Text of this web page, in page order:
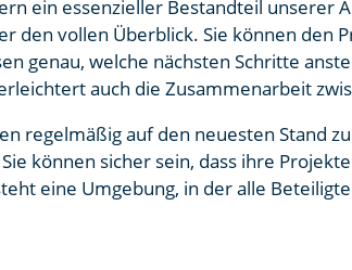
ein essenzieller Bestandteil unserer
den vollen Überblick. Sie können den
genau, welche nächsten Schritte
auch die Zusammenarbeit
regelmäßig auf den neuesten Stand
können sicher sein, dass ihre
eine Umgebung, in der alle